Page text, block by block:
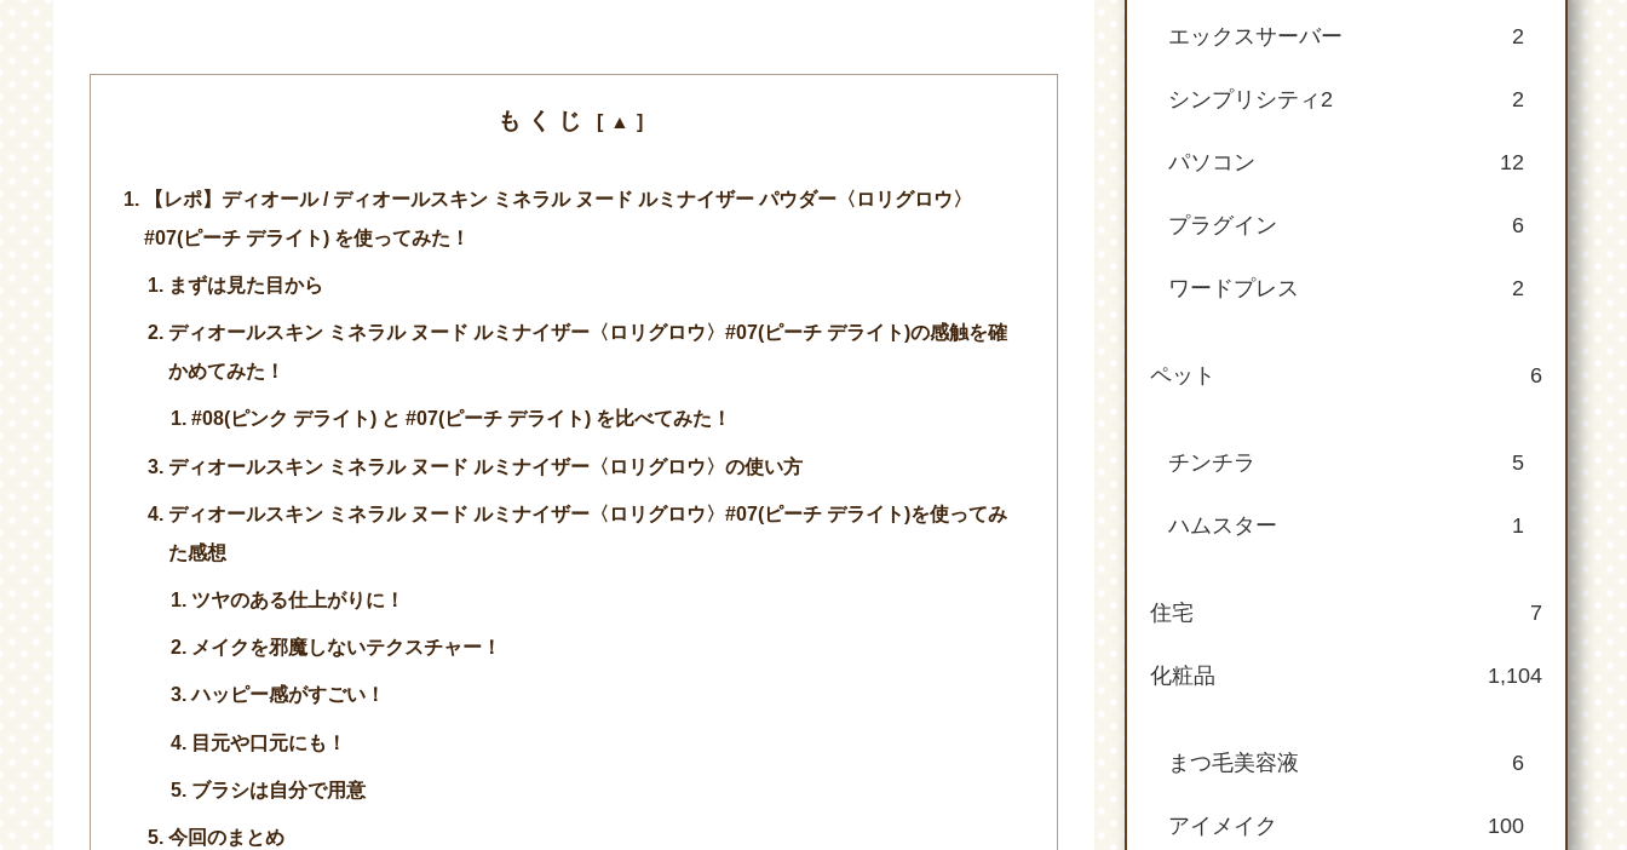
もくじ
【レポ】ディオール / ディオールスキン ミネラル ヌード ルミナイザー パウダー〈ロリグロウ〉
#07(ピーチ デライト) を使ってみた！
まずは見た目から
ディオールスキン ミネラル ヌード ルミナイザー〈ロリグロウ〉#07(ピーチ デライト)の感触を確
かめてみた！
#08(ピンク デライト) と #07(ピーチ デライト) を比べてみた！
ディオールスキン ミネラル ヌード ルミナイザー〈ロリグロウ〉の使い方
ディオールスキン ミネラル ヌード ルミナイザー〈ロリグロウ〉#07(ピーチ デライト)を使ってみ
た感想
ツヤのある仕上がりに！
メイクを邪魔しないテクスチャー！
ハッピー感がすごい！
目元や口元にも！
ブラシは自分で用意
今回のまとめ
エックスサーバー 2
シンプリシティ2 2
パソコン 12
プラグイン 6
ワードプレス 2
ペット 6
チンチラ 5
ハムスター 1
住宅 7
化粧品 1,104
まつ毛美容液 6
アイメイク 100